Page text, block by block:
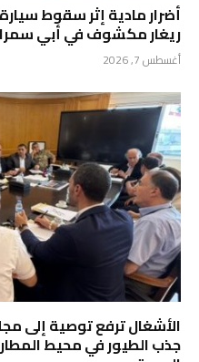
أضرار مادية إثر سقوط
ريغار مكشوف في أبي
أغسطس 7, 2026
الأشغال ترفع توصية إلى
جذب الطيور في محيط